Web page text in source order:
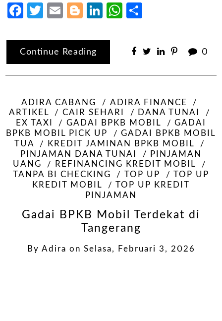
Facebook
Twitter
EmailBlogger
LinkedIn
WhatsApp
Continue Reading 0
ADIRA CABANG
ADIRA FINANCE
ARTIKEL
CAIR SEHARI
DANA TUNAI
EX TAXI
GADAI BPKB MOBIL
GADAI
BPKB MOBIL PICK UP
GADAI BPKB MOBIL
TUA
KREDIT JAMINAN BPKB MOBIL
PINJAMAN DANA TUNAI
PINJAMAN
UANG
REFINANCING KREDIT MOBIL
TANPA BI CHECKING
TOP UP
TOP UP
KREDIT MOBIL
TOP UP KREDIT
PINJAMAN
Gadai BPKB Mobil Terdekat di
Tangerang
By Adira on Selasa, Februari 3, 2026